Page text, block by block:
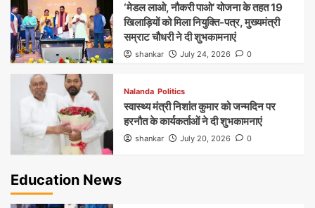
‘मेडल लाओ, नौकरी पाओ’ योजना के तहत 19
खिलाड़ियों को मिला नियुक्ति-पत्र, मुख्यमंत्री
सम्राट चौधरी ने दी शुभकामनाएं
shankar July 24, 2026 0
Nalanda Politics
स्वास्थ्य मंत्री निशांत कुमार को जन्मदिन पर
हरनौत के कार्यकर्ताओं ने दी शुभकामनाएं
shankar July 20, 2026 0
Education News